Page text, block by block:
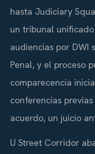
hasta Judiciary
un tribunal
audiencias por DWI
Penal, y el proceso
comparecencia
conferencias
acuerdo, un juicio
U Street Corridor